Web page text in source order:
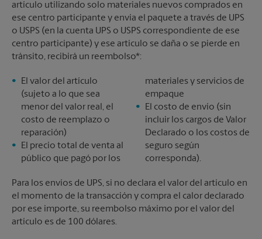
artículo utilizando solo materiales nuevos comprados en
ese centro participante y envía el paquete a través de UPS
o USPS (en la cuenta UPS o USPS correspondiente de ese
centro participante) y ese artículo se daña o se pierde en
tránsito, recibirá un reembolso*:
El valor del artículo
(sujeto a lo que sea
menor del valor real, el
costo de reemplazo o
reparación)
El precio total de venta al
público que pagó por los
materiales y servicios de
empaque
El costo de envío (sin
incluir los cargos de Valor
Declarado o los costos de
seguro según
corresponda).
Para los envíos de UPS, si no declara el valor del artículo en
el momento de la transacción y compra el calor declarado
por ese importe, su reembolso máximo por el valor del
artículo es de 100 dólares.